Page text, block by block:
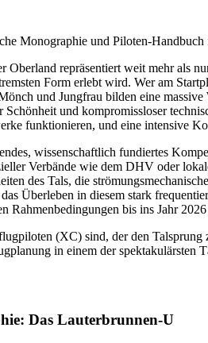
Monographie und Piloten-
Oberland repräsentiert weit mehr als
Form erlebt wird. Wer am
und Jungfrau bilden eine
Schönheit und kompromissloser
funktionieren, und eine intensive
wissenschaftlich fundiertes
Verbände wie dem DHV oder
des Tals, die
Überleben in diesem stark
Rahmenbedingungen bis ins Jahr
(XC) sind, der den
in einem der spektakulärsten
Das Lauterbrunnen-U